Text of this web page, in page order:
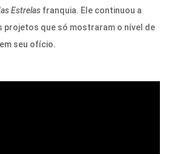
Estrelas franquia. Ele continuou a
projetos que só mostraram o nível de
seu ofício.